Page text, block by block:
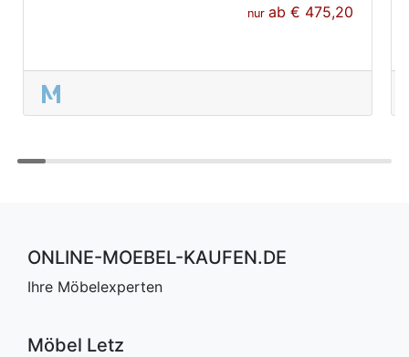
nurab€ 475,20
ONLINE-MOEBEL-KAUFEN.DE
Ihre Möbelexperten
Möbel Letz